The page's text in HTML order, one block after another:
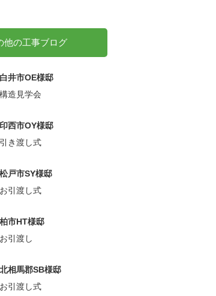
他の工事ブログ
白井市OE様邸
構造見学会
印西市OY様邸
引き渡し式
松戸市SY様邸
お引渡し式
柏市HT様邸
お引渡し
北相馬郡SB様邸
お引渡し式